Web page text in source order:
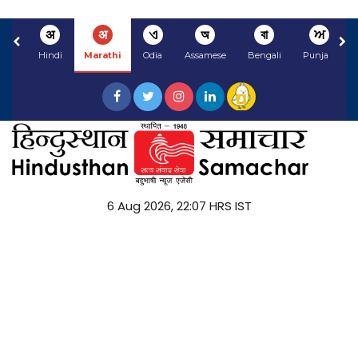
अ
Hindi
अ
Marathi
ଏ
Odia
অ
Assamese
বা
Bengali
ਅ
Punjabi
6 Aug 2026, 22:07 HRS IST